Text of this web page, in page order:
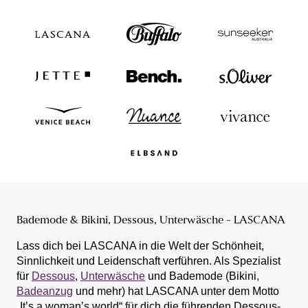
Bademode & Bikini, Dessous, Unterwäsche - LASCANA
Lass dich bei LASCANA in die Welt der Schönheit,
Sinnlichkeit und Leidenschaft verführen. Als Spezialist
für Dessous, Unterwäsche und Bademode (Bikini,
Badeanzug und mehr) hat LASCANA unter dem Motto